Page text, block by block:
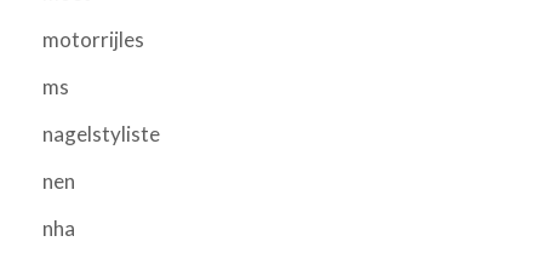
motorrijles
ms
nagelstyliste
nen
nha